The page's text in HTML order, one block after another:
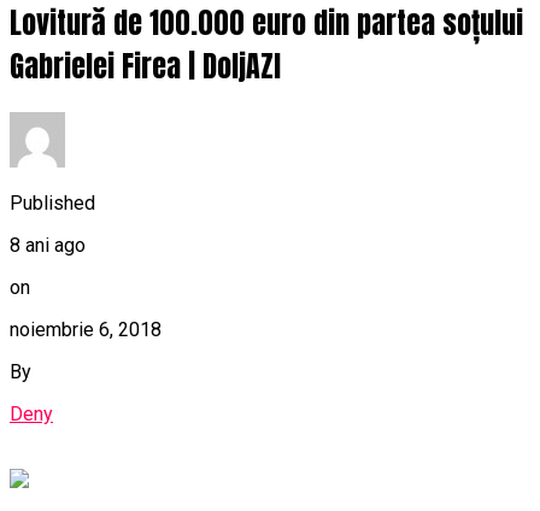
Lovitură de 100.000 euro din partea soțului
Gabrielei Firea | DoljAZI
Published
8 ani ago
on
noiembrie 6, 2018
By
Deny